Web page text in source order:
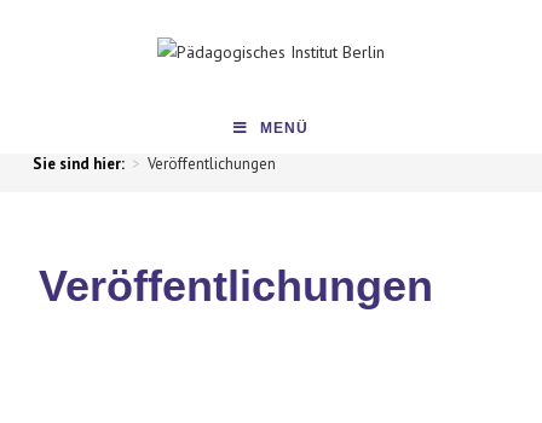
MENÜ
> Veröffentlichungen
Veröffentlichungen